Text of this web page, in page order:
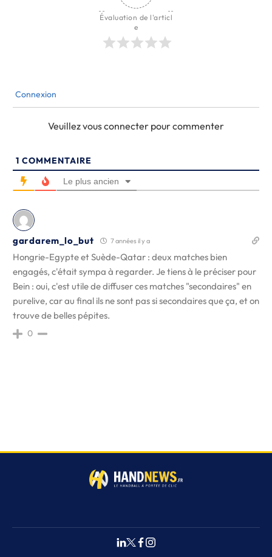
Évaluation de l'articl
e
Connexion
Veuillez vous connecter pour commenter
1 COMMENTAIRE
Le plus ancien
gardarem_lo_but 7 années il y a
Hongrie-Egypte et Suède-Qatar : deux matches bien
engagés, c'était sympa à regarder. Je tiens à le préciser pour
Bein : oui, c'est utile de diffuser ces matches "secondaires" en
purelive, car au final ils ne sont pas si secondaires que ça, et on
trouve de belles pépites.
0